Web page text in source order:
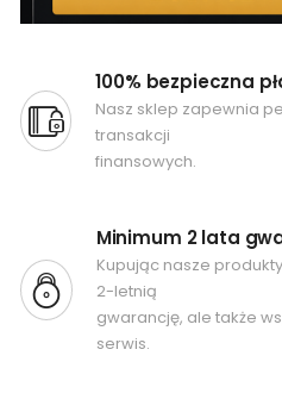
100% bezpieczna
Nasz sklep zapewnia
transakcji
finansowych.
Minimum 2 lata
Kupując nasze
2-letnią
gwarancję, ale także
serwis.